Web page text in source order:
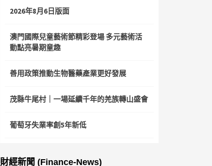
2026年8月6日版面
澳門國際兒童藝術節精彩登場 多元藝術活
動點亮暑期童趣
善用政策推動生物醫藥產業更好發展
茂縣牛尾村｜一場延續千年的羌族轉山盛會
葡萄牙失業率創5年新低
財經新聞 (Finance-News)